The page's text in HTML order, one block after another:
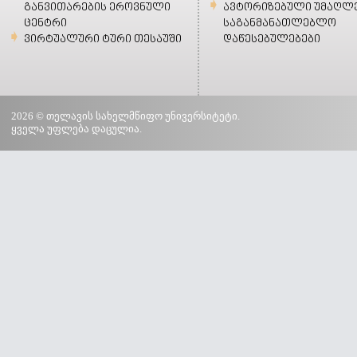
განვითარების ეროვნული
ცენტრი
ვირტუალური ტური თესაუში
ავტორიზებული
საგანმანათლებლო
დაწესებულებები
2026 © თელავის სახელმწიფო უნივერსიტეტი.
ყველა უფლება დაცულია.